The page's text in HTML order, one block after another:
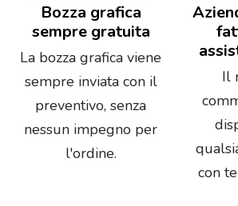
Bozza grafica
sempre gratuita
La bozza grafica viene
sempre inviata con il
preventivo, senza
nessun impegno per
l'ordine.
Il
con